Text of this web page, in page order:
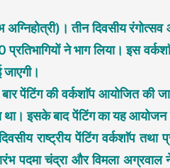
अग्निहोत्री)। तीन दिवसीय
ने भाग लिया। इस
जाएगी।
पेंटिंग की वर्कशाॅप आयोजित की जा
इसके बाद पेंटिंग का यह आयोजन
राष्ट्रीय पेंटिंग वर्कशाॅप
पदमा चंद्रा और विमला